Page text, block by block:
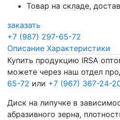
Товар на складе,
заказать
+7 (987) 297-65-72
Описание Характеристики
Купить продукцию IRSA
можете через наш отдел
65-72 или +7 (967) 367-24-
Диск на липучке в
абразивного зерна,